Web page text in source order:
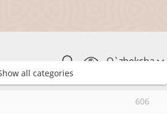
O`zbekcha
all categories
606